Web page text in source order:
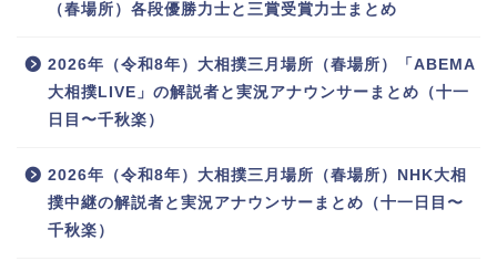
（春場所）各段優勝力士と三賞受賞力士まとめ
2026年（令和8年）大相撲三月場所（春場所）「ABEMA
大相撲LIVE」の解説者と実況アナウンサーまとめ（十一
日目〜千秋楽）
2026年（令和8年）大相撲三月場所（春場所）NHK大相
撲中継の解説者と実況アナウンサーまとめ（十一日目〜
千秋楽）